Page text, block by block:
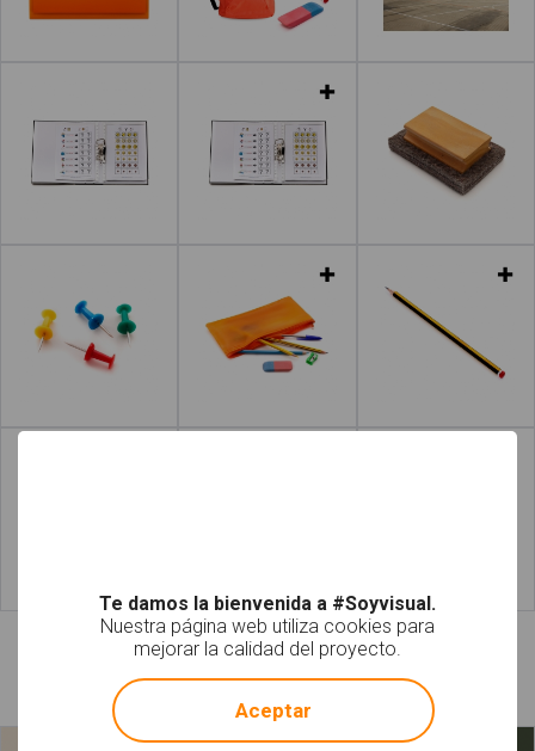
Leer más Leer más
Láminas relacionadas
Te damos la bienvenida a #Soyvisual.
Nuestra página web utiliza cookies para
mejorar la calidad del proyecto.
! Not valid!
Aceptar